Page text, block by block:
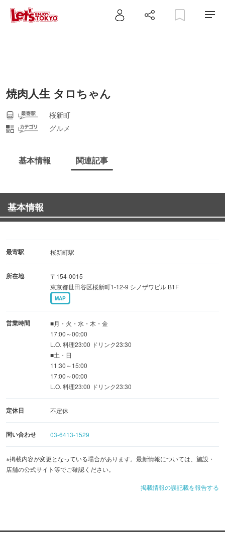
焼肉人生 タロちゃん
桜新町
グルメ
基本情報 関連記事
基本情報
最寄駅 桜新町駅
所在地
〒154-0015
東京都世田谷区桜新町1-12-9 シノザワビル B1F
MAP
営業時間
■月・火・水・木・金
17:00～00:00
L.O. 料理23:00 ドリンク23:30
■土・日
11:30～15:00
17:00～00:00
L.O. 料理23:00 ドリンク23:30
定休日 不定休
問い合わせ 03-6413-1529
※掲載内容が変更となっている場合があります。最新情報については、施設・
店舗の公式サイト等でご確認ください。
掲載情報の誤記載を報告する